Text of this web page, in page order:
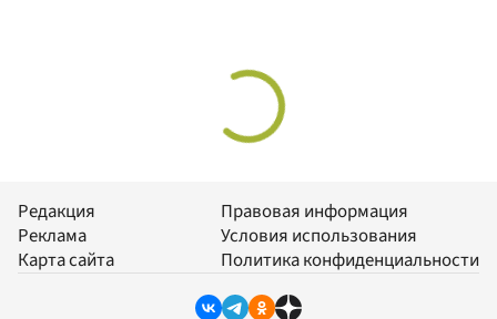
Редакция
Реклама
Карта сайта
Правовая информация
Условия использования
Политика конфиденциальности